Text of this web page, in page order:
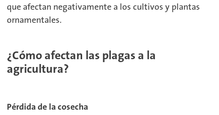
que afectan negativamente a los cultivos y plantas
ornamentales.
¿Cómo afectan las plagas a la
agricultura?
Pérdida de la cosecha